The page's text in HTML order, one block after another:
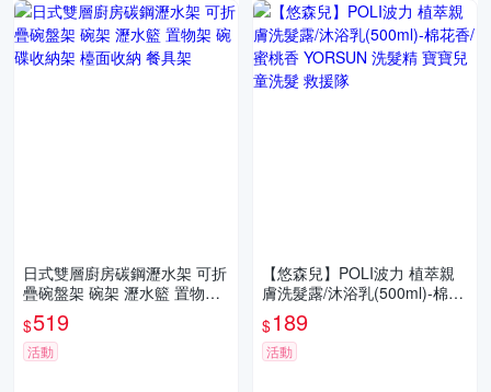
日式雙層廚房碳鋼瀝水架 可折
疊碗盤架 碗架 瀝水籃 置物架
碗碟收納架 檯面收納 餐具架
$519
活動
【悠森兒】POLI波力 植萃親
膚洗髮露/沐浴乳(500ml)-棉花
香/蜜桃香 YORSUN 洗髮精 寶
寶兒童洗髮 救援隊
$189
活動